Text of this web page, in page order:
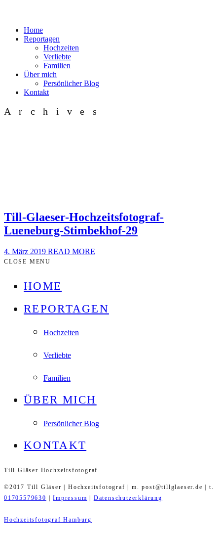
Home
Reportagen
Hochzeiten
Verliebte
Familien
Über mich
Persönlicher Blog
Kontakt
Archives
Till-Glaeser-Hochzeitsfotograf-
Lueneburg-Stimbekhof-29
4. März 2019 READ MORE
CLOSE MENU
HOME
REPORTAGEN
Hochzeiten
Verliebte
Familien
ÜBER MICH
Persönlicher Blog
KONTAKT
Till Gläser Hochzeitsfotograf
©2017 Till Gläser | Hochzeitsfotograf | m. post@tillglaeser.de | t.
01705579630
|Impressum Datenschutzerklärung
Hochzeitsfotograf Hamburg